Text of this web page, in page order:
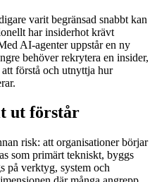
varit begränsad snabbt kan
har insiderhot krävt
AI-agenter uppstår en ny
behöver rekrytera en insider,
förstå och utnyttja hur
ut förstår
risk: att organisationer börjar
som primärt tekniskt, byggs
på verktyg, system och